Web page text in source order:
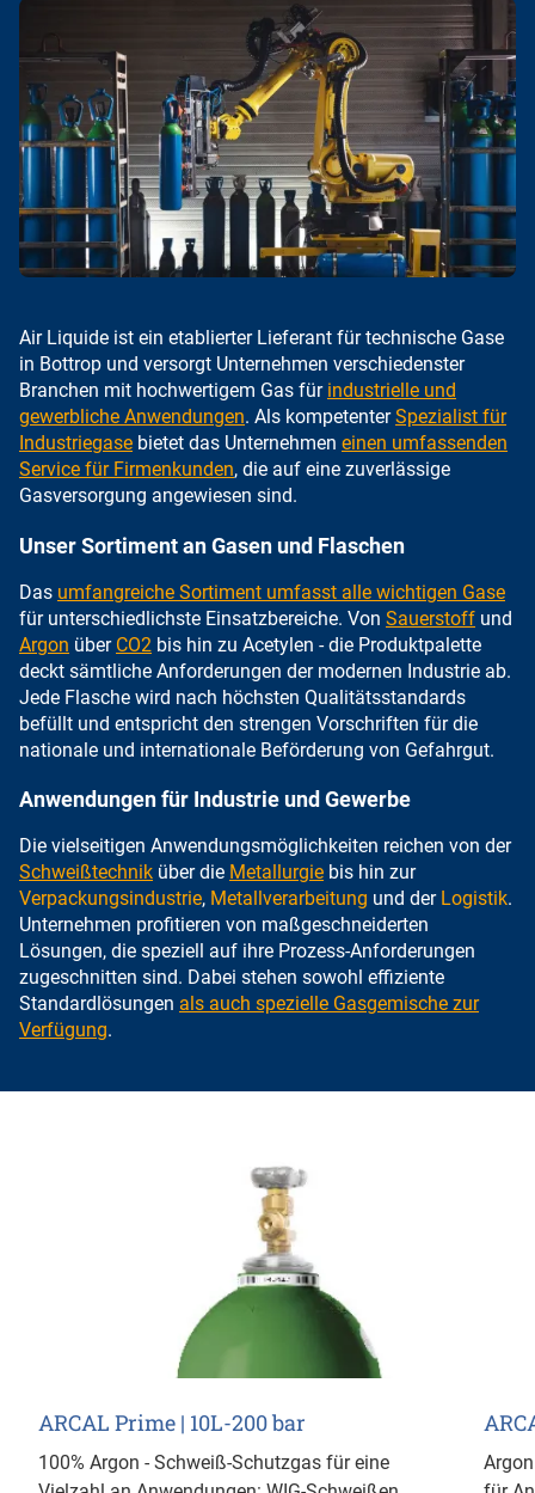
Air Liquide ist ein etablierter Lieferant für technische Gase
in Bottrop und versorgt Unternehmen verschiedenster
Branchen mit hochwertigem Gas für industrielle und
gewerbliche Anwendungen. Als kompetenterSpezialist für
Industriegase bietet das Unternehmen einen umfassenden
Service für Firmenkunden, die auf eine zuverlässige
Gasversorgung angewiesen sind.
Unser Sortiment an Gasen und Flaschen
Das umfangreiche Sortiment umfasst alle wichtigen Gase
für unterschiedlichste Einsatzbereiche. Von Sauerstoff und
Argon über CO2 bis hin zu Acetylen - die Produktpalette
deckt sämtliche Anforderungen der modernen Industrie ab.
Jede Flasche wird nach höchsten Qualitätsstandards
befüllt und entspricht den strengen Vorschriften für die
nationale und internationale Beförderung von Gefahrgut.
Anwendungen für Industrie und Gewerbe
Die vielseitigen Anwendungsmöglichkeiten reichen von der
Schweißtechnik über die Metallurgie bis hin zur
Verpackungsindustrie, Metallverarbeitung und der Logistik.
Unternehmen profitieren von maßgeschneiderten
Lösungen, die speziell auf ihre Prozess-Anforderungen
zugeschnitten sind. Dabei stehen sowohl effiziente
Standardlösungen als auch spezielle Gasgemische zur
Verfügung.
ARCAL Prime | 10L-200 bar
100% Argon - Schweiß-Schutzgas für eine